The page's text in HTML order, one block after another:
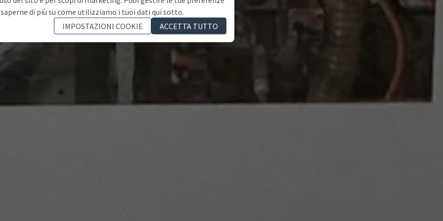
di più su come utilizziamo i tuoi dati qui sotto.
IMPOSTAZIONI COOKIE
ACCETTA TUTTO